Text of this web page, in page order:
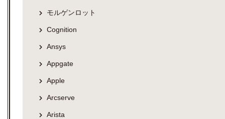
モルゲンロット
Cognition
Ansys
Appgate
Apple
Arcserve
Arista